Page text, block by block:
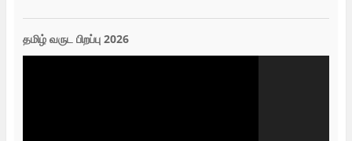
தமிழ் வருட பிறப்பு 2026